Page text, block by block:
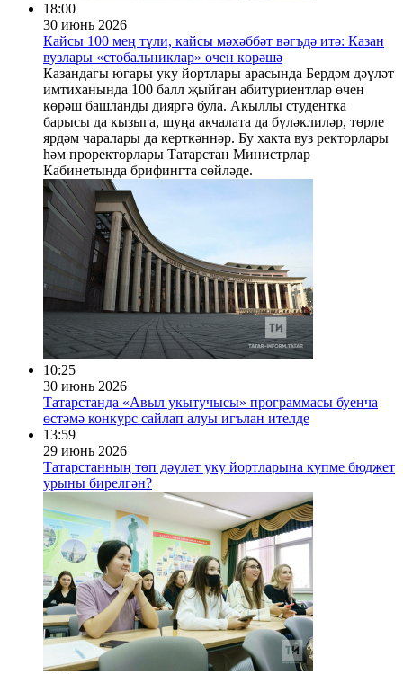
18:00
30 июнь 2026
Кайсы 100 мең түли, кайсы мәхәббәт вәгъдә итә: Казан
вузлары «стобальниклар» өчен көрәшә
Казандагы югары уку йортлары арасында Бердәм дәүләт
имтиханында 100 балл җыйган абитуриентлар өчен
көрәш башланды дияргә була. Акыллы студентка
барысы да кызыга, шуңа акчалата да бүләклиләр, төрле
ярдәм чаралары да керткәннәр. Бу хакта вуз ректорлары
һәм проректорлары Татарстан Министрлар
Кабинетында брифингта сөйләде.
10:25
30 июнь 2026
Татарстанда «Авыл укытучысы» программасы буенча
өстәмә конкурс сайлап алуы игълан ителде
13:59
29 июнь 2026
Татарстанның төп дәүләт уку йортларына күпме бюджет
урыны бирелгән?